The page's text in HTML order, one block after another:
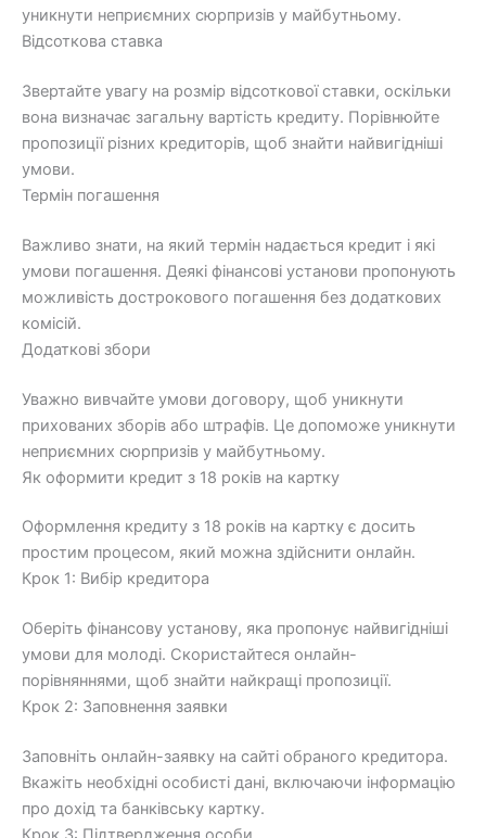
уникнути неприємних сюрпризів у майбутньому.
Відсоткова ставка
Звертайте увагу на розмір відсоткової ставки, оскільки
вона визначає загальну вартість кредиту. Порівнюйте
пропозиції різних кредиторів, щоб знайти найвигідніші
умови.
Термін погашення
Важливо знати, на який термін надається кредит і які
умови погашення. Деякі фінансові установи пропонують
можливість дострокового погашення без додаткових
комісій.
Додаткові збори
Уважно вивчайте умови договору, щоб уникнути
прихованих зборів або штрафів. Це допоможе уникнути
неприємних сюрпризів у майбутньому.
Як оформити кредит з 18 років на картку
Оформлення кредиту з 18 років на картку є досить
простим процесом, який можна здійснити онлайн.
Крок 1: Вибір кредитора
Оберіть фінансову установу, яка пропонує найвигідніші
умови для молоді. Скористайтеся онлайн-
порівняннями, щоб знайти найкращі пропозиції.
Крок 2: Заповнення заявки
Заповніть онлайн-заявку на сайті обраного кредитора.
Вкажіть необхідні особисті дані, включаючи інформацію
про дохід та банківську картку.